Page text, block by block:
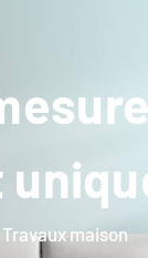
Travaux maison